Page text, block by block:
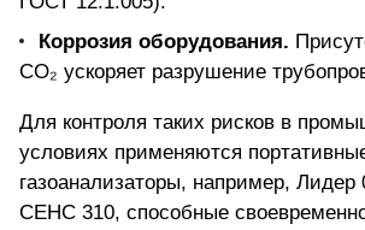
Коррозия оборудования.
CO₂ ускоряет разрушение
Для контроля таких рисков в
условиях применяются
газоанализаторы, например, Лидер
СЕНС 310, способные